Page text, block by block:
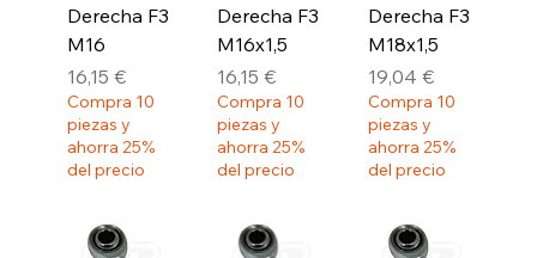
Derecha F3
M16
Precio
16,15 €
Compra 10
piezas y
ahorra 25%
del precio
Derecha F3
M16x1,5
Precio
16,15 €
Compra 10
piezas y
ahorra 25%
del precio
Derecha F3
M18x1,5
Precio
19,04 €
Compra 10
piezas y
ahorra 25%
del precio